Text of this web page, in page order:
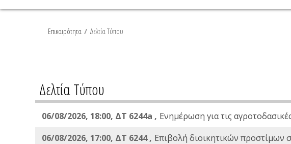
Επικαιρότητα / Δελτία Τύπου
Δελτία Τύπου
06/08/2026, 18:00, ΔΤ 6244a , Ενημέρωση για τις
06/08/2026, 17:00, ΔΤ 6244 , Επιβολή διοικητικών προστίμων